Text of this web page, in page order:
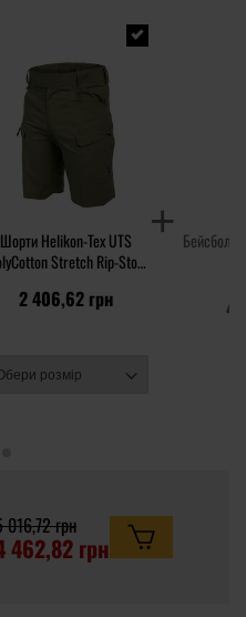
Шорти Helikon-Tex UTS
Stretch Rip-Stop
2 406,62 грн
016,72 грн
462,82 грн